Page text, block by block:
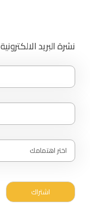
نشرة البريد الالكترونية
اشتراك